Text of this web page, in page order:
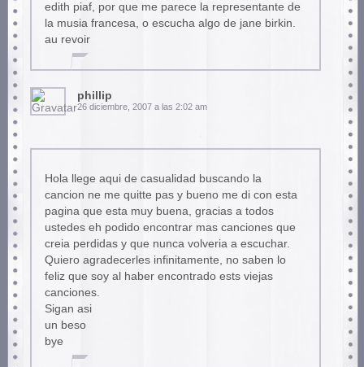
edith piaf, por que me parece la representante de
la musia francesa, o escucha algo de jane birkin.
au revoir
phillip
26 diciembre, 2007 a las 2:02 am
Hola llege aqui de casualidad buscando la
cancion ne me quitte pas y bueno me di con esta
pagina que esta muy buena, gracias a todos
ustedes eh podido encontrar mas canciones que
creia perdidas y que nunca volveria a escuchar.
Quiero agradecerles infinitamente, no saben lo
feliz que soy al haber encontrado ests viejas
canciones.
Sigan asi
un beso
bye